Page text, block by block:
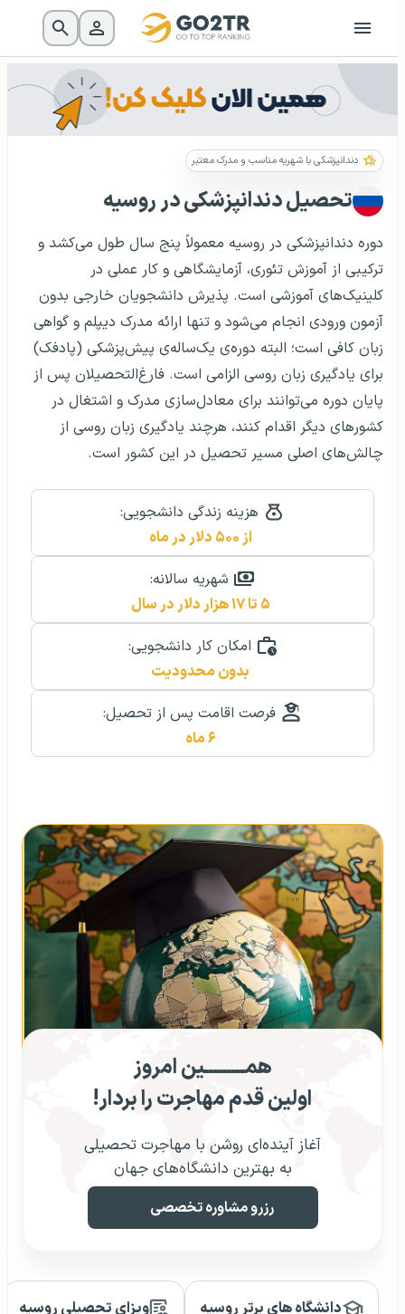
دندانپزشکی با شهریه مناسب و مدرک معتبر
تحصیل دندانپزشکی در روسیه
دوره دندانپزشکی در روسیه معمولاً پنج سال طول می‌کشد و
ترکیبی از آموزش تئوری، آزمایشگاهی و کار عملی در
کلینیک‌های آموزشی است. پذیرش دانشجویان خارجی بدون
آزمون ورودی انجام می‌شود و تنها ارائه مدرک دیپلم و گواهی
زبان کافی است؛ البته دوره‌ی یک‌ساله‌ی پیش‌پزشکی (پادفک)
برای یادگیری زبان روسی الزامی است. فارغ‌التحصیلان پس از
پایان دوره می‌توانند برای معادل‌سازی مدرک و اشتغال در
کشورهای دیگر اقدام کنند، هرچند یادگیری زبان روسی از
چالش‌های اصلی مسیر تحصیل در این کشور است.
هزینه زندگی دانشجویی:
از ۵۰۰ دلار در ماه
شهریه سالانه:
۵ تا ۱۷ هزار دلار در سال
امکان کار دانشجویی:
بدون محدودیت
فرصت اقامت پس از تحصیل:
۶ ماه
همـــــــــین امروز
اولین قدم مهاجرت را بردار!
آغاز آینده‌ای روشن با مهاجرت تحصیلی
به بهترین دانشگاه‌های جهان
رزرو مشاوره تخصصی
دانشگاه های برتر روسیه ویزای تحصیلی روسیه